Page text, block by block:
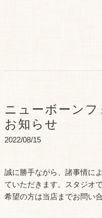
ニューボーン
お知らせ
2022/08/15
誠に勝手ながら、諸事情に
ていただきます。スタジオ
希望の方は当店までお問い